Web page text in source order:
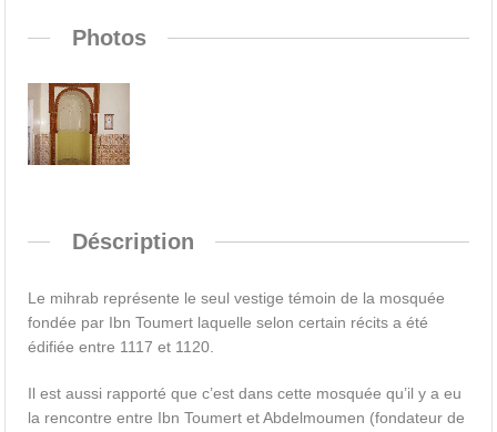
Photos
Déscription
Le mihrab représente le seul vestige témoin de la mosquée
fondée par Ibn Toumert laquelle selon certain récits a été
édifiée entre 1117 et 1120.
Il est aussi rapporté que c’est dans cette mosquée qu’il y a eu
la rencontre entre Ibn Toumert et Abdelmoumen (fondateur de